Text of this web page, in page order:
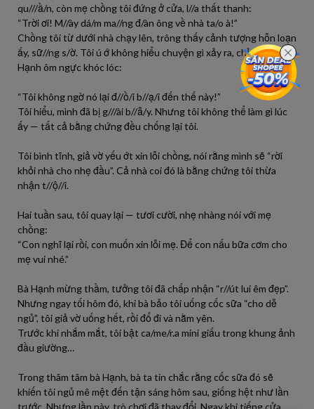
qu///ầ/n, còn mẹ chồng tôi đứng ở cửa, l//a thất thanh:
“Trời ơi! M//ày dá/m ma//ng đ/àn ông về nhà ta/o à!”
Chồng tôi từ dưới nhà chạy lên, trông thấy cảnh tượng hỗn loạn
ấy, sữ//ng s/ờ. Tôi ú ớ không hiểu chuyện gì xảy ra, chỉ thấy bà
Hạnh ôm ngực khóc lóc:
“Tôi không ngờ nó lại đ//ồ/i b//ạ/i đến thế này!”
Tôi hiểu, mình đã bị g///ài b//ẫ/y. Nhưng tôi không thể làm gì lúc
ấy — tất cả bằng chứng đều chống lại tôi.
Tôi bình tĩnh, giả vờ yếu ớt xin lỗi chồng, nói rằng mình sẽ “rời
khỏi nhà cho nhẹ đầu”. Cả nhà coi đó là bằng chứng tôi thừa
nhận t//ộ//i.
Hai tuần sau, tôi quay lại — tươi cười, nhẹ nhàng nói với mẹ
chồng:
“Con nghĩ lại rồi, con muốn xin lỗi mẹ. Để con nấu bữa cơm cho
mẹ vui nhé.”
Bà Hạnh mừng thầm, tưởng tôi đã chấp nhận “r//út lui êm đẹp”.
Nhưng ngay tối hôm đó, khi bà bảo tôi uống cốc sữa “cho dễ
ngủ”, tôi giả vờ uống hết, rồi đổ đi và nằm yên.
Trước khi nhắm mắt, tôi bật ca/me/r.a mini giấu trong khung ảnh
đầu giường…
Trong thâm tâm bà Hạnh, bà ta tin chắc rằng cốc sữa đó sẽ
khiến tôi ngủ mê mệt đến tận sáng hôm sau, giống hệt như lần
trước. Nhưng lần này, trò chơi đã thay đổi. Ngay khi tiếng cửa